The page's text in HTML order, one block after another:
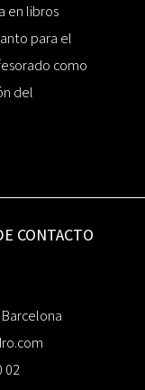
en libros
para el
como
del
CONTACTO
02